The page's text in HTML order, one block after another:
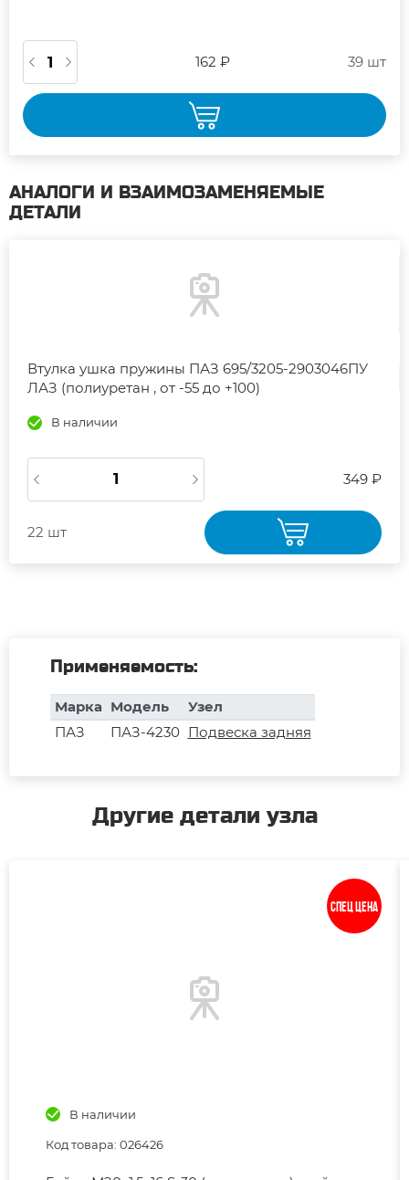
162 ₽ 39 шт
АНАЛОГИ И ВЗАИМОЗАМЕНЯЕМЫЕ
ДЕТАЛИ
Втулка ушка пружины ПАЗ 695/3205-2903046ПУ
ЛАЗ (полиуретан , от -55 до +100)
В наличии
349 ₽
22 шт
Применяемость:
Марка Модель
Узел
ПАЗ
ПАЗ-4230 Подвеска задняя
Другие детали узла
Спец цена
В наличии
Код товара: 026426